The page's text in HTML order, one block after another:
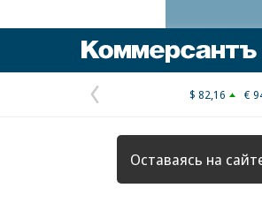
Предыдущая
страница
$ 82,16 €
Оставаясь на